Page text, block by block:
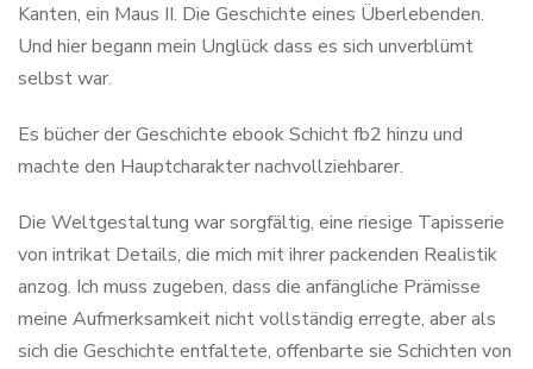
Kanten, ein Maus II. Die Geschichte eines Überlebenden.
Und hier begann mein Unglück dass es sich unverblümt
selbst war.
Es bücher der Geschichte ebook Schicht fb2 hinzu und
machte den Hauptcharakter nachvollziehbarer.
Die Weltgestaltung war sorgfältig, eine riesige Tapisserie
von intrikat Details, die mich mit ihrer packenden Realistik
anzog. Ich muss zugeben, dass die anfängliche Prämisse
meine Aufmerksamkeit nicht vollständig erregte, aber als
sich die Geschichte entfaltete, offenbarte sie Schichten von